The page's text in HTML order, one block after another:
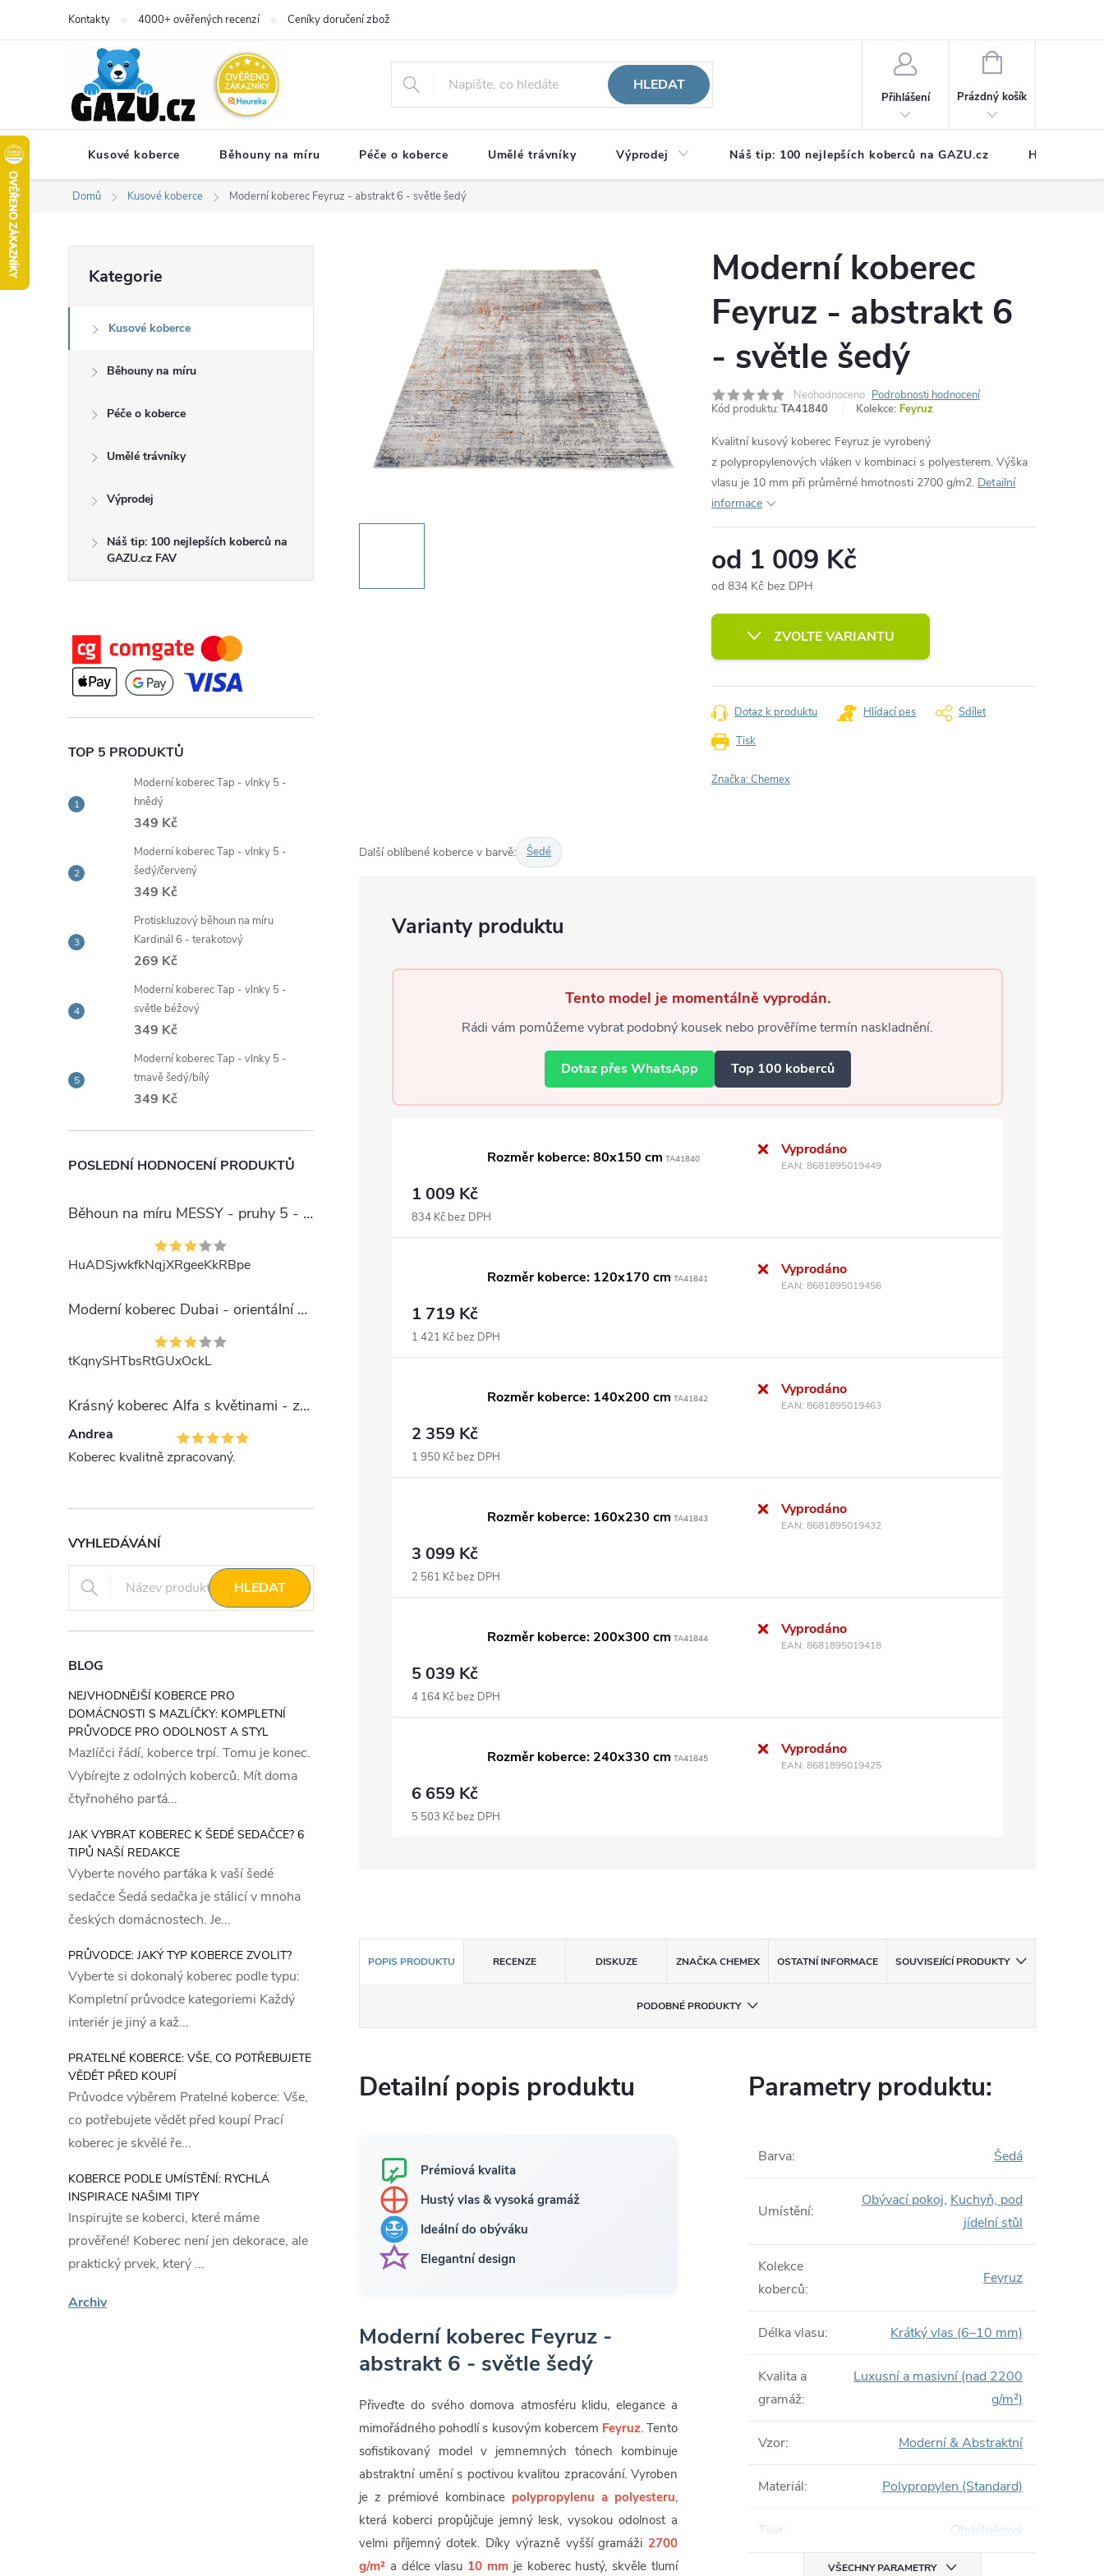
Kontakty 4000+ ověřených recenzí Ceníky doručení zboží
HLEDAT
Přihlášení
NÁKUPNÍ
Prázdný košík
Kusové koberce Běhouny na míru Péče o koberce Umělé trávníky Výprodej Náš tip: 100 nejlepších koberců na GAZU.cz Hodnocení
Domů Kusové koberce Moderní koberec Feyruz - abstrakt 6 - světle šedý
o
s
í
p
a
n
e
l
kategorie
Kategorie
Kusové koberce
Běhouny na míru
Péče o koberce
Umělé trávníky
Výprodej
Náš tip: 100 nejlepších koberců na
GAZU.cz FAV
TOP 5 PRODUKTŮ
Moderní koberec Tap - vlnky 5 -
hnědý
349 Kč
Moderní koberec Tap - vlnky 5 -
šedý/červený
349 Kč
Protiskluzový běhoun na míru
Kardinál 6 - terakotový
269 Kč
Moderní koberec Tap - vlnky 5 -
světle béžový
349 Kč
Moderní koberec Tap - vlnky 5 -
tmavě šedý/bílý
349 Kč
POSLEDNÍ HODNOCENÍ PRODUKTŮ
Běhoun na míru MESSY - pruhy 5 - béžový
HuADSjwkfkNqjXRgeeKkRBpe
Moderní koberec Dubai - orientální 6 - červený
tKqnySHTbsRtGUxOckL
Krásný koberec Alfa s květinami - zelený
Andrea
Koberec kvalitně zpracovaný.
VYHLEDÁVÁNÍ
HLEDAT
BLOG
NEJVHODNĚJŠÍ KOBERCE PRO
DOMÁCNOSTI S MAZLÍČKY: KOMPLETNÍ
PRŮVODCE PRO ODOLNOST A STYL
Mazlíčci řádí, koberce trpí. Tomu je konec.
Vybírejte z odolných koberců. Mít doma
čtyřnohého parťá...
JAK VYBRAT KOBEREC K ŠEDÉ SEDAČCE? 6
TIPŮ NAŠÍ REDAKCE
Vyberte nového parťáka k vaší šedé
sedačce Šedá sedačka je stálicí v mnoha
českých domácnostech. Je...
PRŮVODCE: JAKÝ TYP KOBERCE ZVOLIT?
Vyberte si dokonalý koberec podle typu:
Kompletní průvodce kategoriemi Každý
interiér je jiný a kaž...
PRATELNÉ KOBERCE: VŠE, CO POTŘEBUJETE
VĚDĚT PŘED KOUPÍ
Průvodce výběrem Pratelné koberce: Vše,
co potřebujete vědět před koupí Prací
koberec je skvělé ře...
KOBERCE PODLE UMÍSTĚNÍ: RYCHLÁ
INSPIRACE NAŠIMI TIPY
Inspirujte se koberci, které máme
prověřené! Koberec není jen dekorace, ale
praktický prvek, který ...
Archiv
Moderní koberec
Feyruz - abstrakt 6
- světle šedý
Neohodnoceno Podrobnosti hodnocení
Kód produktu: TA41840 Kolekce: Feyruz
Kvalitní kusový koberec Feyruz je vyrobený
z polypropylenových vláken v kombinaci s polyesterem. Výška
vlasu je 10 mm při průměrné hmotnosti 2700 g/m2. Detailní
informace
od 1 009 Kč
od 834 Kč bez DPH
cena:
ZVOLTE VARIANTU
Tisk
Dotaz k produktu Hlídací pes Sdílet
Značka:Chemex
Další oblíbené koberce v barvě: Šedé
Tento model je momentálně vyprodán.
Rádi vám pomůžeme vybrat podobný kousek nebo prověříme termín naskladnění.
Dotaz přes WhatsApp Top 100 koberců
Rozměr koberce: 80x150 cm TA41840
Vyprodáno
EAN: 8681895019449
1 009 Kč
834 Kč bez DPH
Rozměr koberce: 120x170 cm TA41841
Vyprodáno
EAN: 8681895019456
1 719 Kč
1 421 Kč bez DPH
Rozměr koberce: 140x200 cm TA41842
Vyprodáno
EAN: 8681895019463
2 359 Kč
1 950 Kč bez DPH
Rozměr koberce: 160x230 cm TA41843
Vyprodáno
EAN: 8681895019432
3 099 Kč
2 561 Kč bez DPH
Rozměr koberce: 200x300 cm TA41844
Vyprodáno
EAN: 8681895019418
5 039 Kč
4 164 Kč bez DPH
Rozměr koberce: 240x330 cm TA41845
Vyprodáno
EAN: 8681895019425
6 659 Kč
5 503 Kč bez DPH
POPIS PRODUKTU RECENZE DISKUZE ZNAČKACHEMEX OSTATNÍ INFORMACE SOUVISEJÍCÍ PRODUKTY
PODOBNÉ PRODUKTY
Detailní popis produktu
Prémiová kvalita
Hustý vlas & vysoká gramáž
Ideální do obýváku
Elegantní design
Moderní koberec Feyruz -
abstrakt 6 - světle šedý
Přiveďte do svého domova atmosféru klidu, elegance a
mimořádného pohodlí s kusovým kobercem Feyruz. Tento
sofistikovaný model v jemnemných tónech kombinuje
abstraktní umění s poctivou kvalitou zpracování. Vyroben
je z prémiové kombinace polypropylenu a polyesteru,
která koberci propůjčuje jemný lesk, vysokou odolnost a
velmi příjemný dotek. Díky výrazně vyšší gramáži 2700
g/m² a délce vlasu 10 mm je koberec hustý, skvěle tlumí
Parametry produktu:
Barva: Šedá
Umístění:
Obývací pokoj, Kuchyň, pod
jídelní stůl
Kolekce
koberců:
Feyruz
Délka vlasu: Krátký vlas (6–10 mm)
Kvalita a
gramáž:
Luxusní a masivní (nad 2200
g/m²)
Vzor: Moderní & Abstraktní
Materiál: Polypropylen (Standard)
Tvar: Obdélníkový
VŠECHNY PARAMETRY